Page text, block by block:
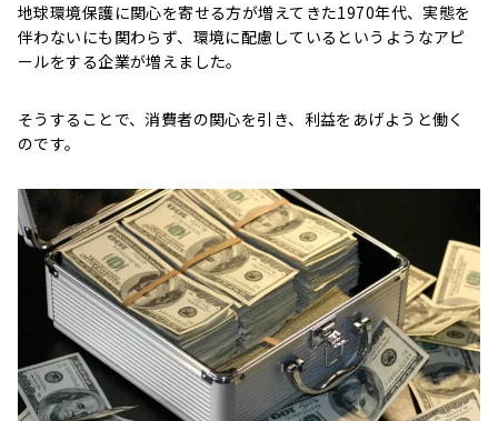
地球環境保護に関心を寄せる方が増えてきた1970年代、実態を
伴わないにも関わらず、環境に配慮しているというようなアピ
ールをする企業が増えました。
そうすることで、消費者の関心を引き、利益をあげようと働く
のです。